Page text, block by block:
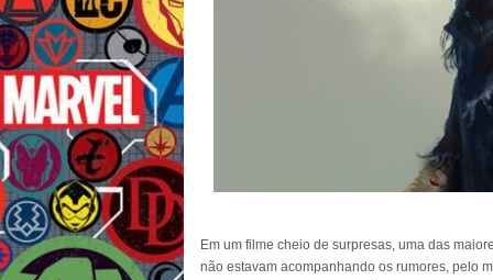
Em um filme cheio de surpresas, uma das
não estavam acompanhando os rumores, pelo